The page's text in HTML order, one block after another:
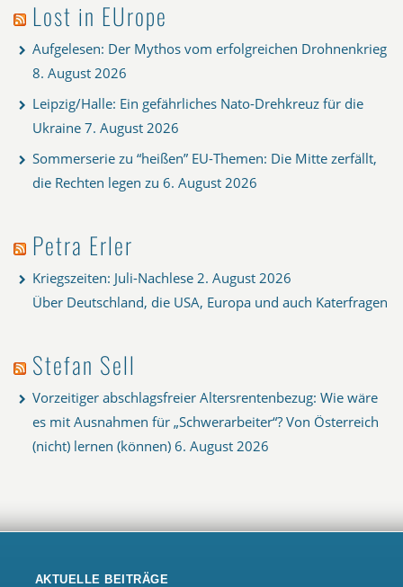
Lost in EUrope
Aufgelesen: Der Mythos vom erfolgreichen Drohnenkrieg
8. August 2026
Leipzig/Halle: Ein gefährliches Nato-Drehkreuz für die
Ukraine 7. August 2026
Sommerserie zu “heißen” EU-Themen: Die Mitte zerfällt,
die Rechten legen zu 6. August 2026
Petra Erler
Kriegszeiten: Juli-Nachlese 2. August 2026
Über Deutschland, die USA, Europa und auch Katerfragen
Stefan Sell
Vorzeitiger abschlagsfreier Altersrentenbezug: Wie wäre
es mit Ausnahmen für „Schwerarbeiter“? Von Österreich
(nicht) lernen (können) 6. August 2026
AKTUELLE BEITRÄGE